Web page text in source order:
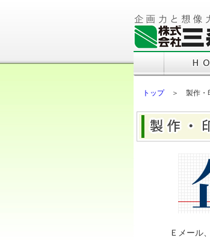
トップ＞ 製作・
Ｅメール